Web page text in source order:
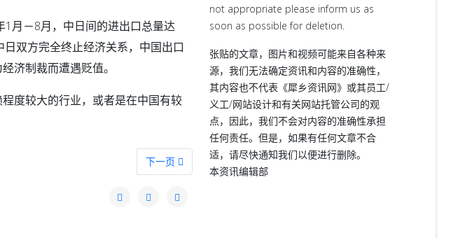
月－8月，中日间的进出口总量达
双方完全终止经济关系，中国出口
济制裁而遭遇贬值。
度较大的行业，或者是在中国有较
下一篇文章: 马来西亚人为何会说普通话？( 陈丽萍)
下一页
not appropriate please inform us as
soon as possible for deletion.
张贴的文章，图片和视频可能来自各种来
源，我们无法确定资讯和内容的准确性，
其内容也不代表《犀乡资讯网》或其员工/
义工/网站设计和有关网站托管公司的观
点，因此，我们不会对内容的准确性承担
任何责任。但是，如果有任何文章不合
适，请尽快通知我们以便进行删除。
本资讯编辑部